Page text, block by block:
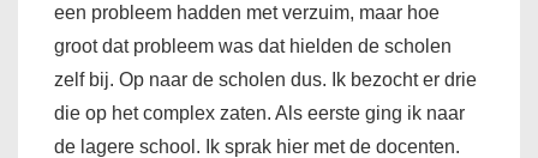
een probleem hadden met verzuim, maar hoe
groot dat probleem was dat hielden de scholen
zelf bij. Op naar de scholen dus. Ik bezocht er drie
die op het complex zaten. Als eerste ging ik naar
de lagere school. Ik sprak hier met de docenten.